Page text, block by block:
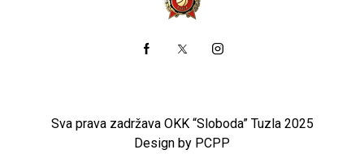
Sva prava zadržava OKK “Sloboda” Tuzla 2025
Design by PCPP